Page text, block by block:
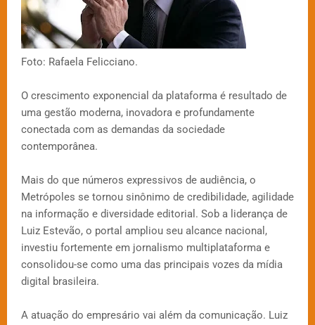
Foto: Rafaela Felicciano.
O crescimento exponencial da plataforma é resultado de
uma gestão moderna, inovadora e profundamente
conectada com as demandas da sociedade
contemporânea.
Mais do que números expressivos de audiência, o
Metrópoles se tornou sinônimo de credibilidade, agilidade
na informação e diversidade editorial. Sob a liderança de
Luiz Estevão, o portal ampliou seu alcance nacional,
investiu fortemente em jornalismo multiplataforma e
consolidou-se como uma das principais vozes da mídia
digital brasileira.
A atuação do empresário vai além da comunicação. Luiz